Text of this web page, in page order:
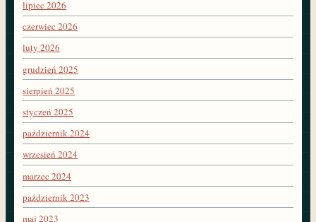
lipiec 2026
czerwiec 2026
luty 2026
grudzień 2025
sierpień 2025
styczeń 2025
październik 2024
wrzesień 2024
marzec 2024
październik 2023
maj 2023